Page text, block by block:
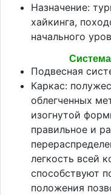
Назначение:
хайкинга,
начального
Подвесная
Каркас:
облегченных
изогнутой
правильное и
легкость всей
способствуют
положения